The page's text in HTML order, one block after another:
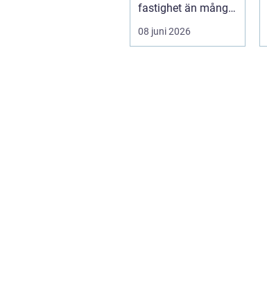
fastighet än många
tänker på. Rätt
utformad...
08 juni 2026